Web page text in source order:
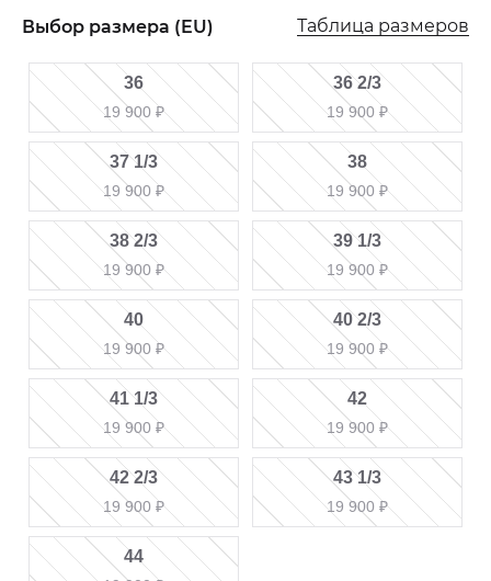
Выбор размера (EU) Таблица размеров
36
19 900 ₽
36 2/3
19 900 ₽
37 1/3
19 900 ₽
38
19 900 ₽
38 2/3
19 900 ₽
39 1/3
19 900 ₽
40
19 900 ₽
40 2/3
19 900 ₽
41 1/3
19 900 ₽
42
19 900 ₽
42 2/3
19 900 ₽
43 1/3
19 900 ₽
44